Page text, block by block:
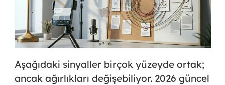
Aşağıdaki sinyaller birçok yüzeyde ortak;
ancak ağırlıkları değişebiliyor. 2026 güncel